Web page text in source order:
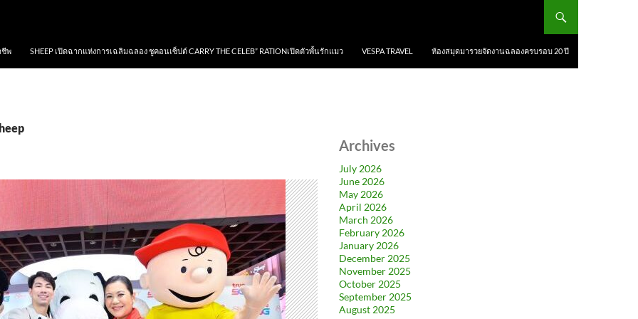
ชีพ SHEEP เปิดฉากแห่งการเฉลิมฉลอง ชูคอนเซ็ปต์ CARRY THE CELEB” RATIONเปิดตัวพั้นรักแมว VESPA TRAVEL ห้องสมุดมารวยจัดงานฉลองครบรอบ 20 ปี
Archives
July 2026
June 2026
May 2026
April 2026
March 2026
February 2026
January 2026
December 2025
November 2025
October 2025
September 2025
August 2025